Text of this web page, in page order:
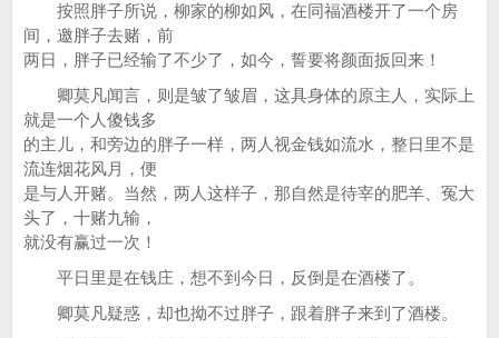
按照胖子所说，柳家的柳如风，在同福酒楼开了一个房
间，邀胖子去赌，前
两日，胖子已经输了不少了，如今，誓要将颜面扳回来！
卿莫凡闻言，则是皱了皱眉，这具身体的原主人，实际上
就是一个人傻钱多
的主儿，和旁边的胖子一样，两人视金钱如流水，整日里不是
流连烟花风月，便
是与人开赌。当然，两人这样子，那自然是待宰的肥羊、冤大
头了，十赌九输，
就没有赢过一次！
平日里是在钱庄，想不到今日，反倒是在酒楼了。
卿莫凡疑惑，却也拗不过胖子，跟着胖子来到了酒楼。